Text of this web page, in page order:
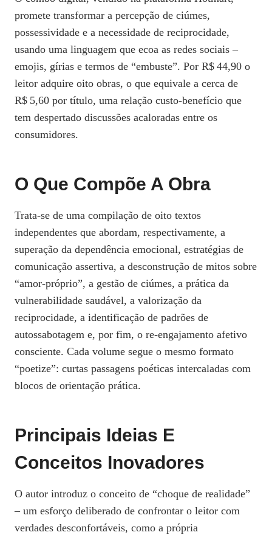
promete transformar a percepção de ciúmes,
possessividade e a necessidade de reciprocidade,
usando uma linguagem que ecoa as redes sociais –
emojis, gírias e termos de “embuste”. Por R$ 44,90 o
leitor adquire oito obras, o que equivale a cerca de
R$ 5,60 por título, uma relação custo‑benefício que
tem despertado discussões acaloradas entre os
consumidores.
O Que Compõe A Obra
Trata‑se de uma compilação de oito textos
independentes que abordam, respectivamente, a
superação da dependência emocional, estratégias de
comunicação assertiva, a desconstrução de mitos sobre
“amor‑próprio”, a gestão de ciúmes, a prática da
vulnerabilidade saudável, a valorização da
reciprocidade, a identificação de padrões de
autossabotagem e, por fim, o re‑engajamento afetivo
consciente. Cada volume segue o mesmo formato
“poetize”: curtas passagens poéticas intercaladas com
blocos de orientação prática.
Principais Ideias E
Conceitos Inovadores
O autor introduz o conceito de “choque de realidade”
– um esforço deliberado de confrontar o leitor com
verdades desconfortáveis, como a própria